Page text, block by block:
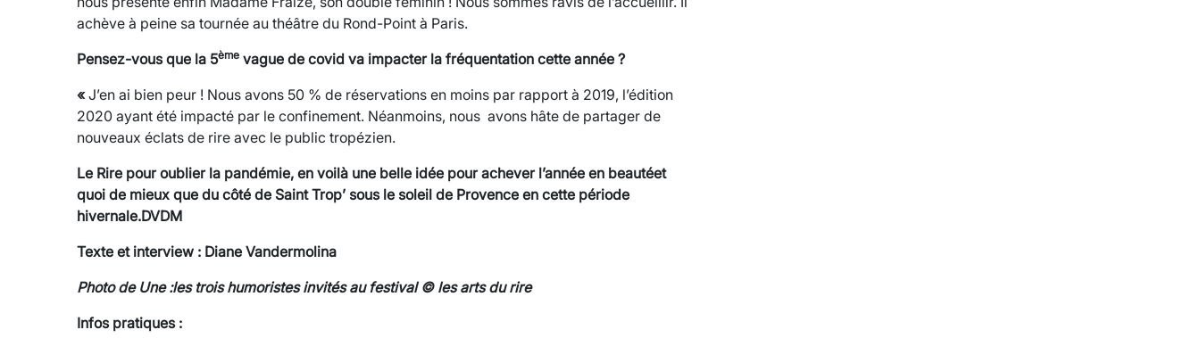
achève à peine sa tournée au théâtre du Rond-Point à Paris.
Pensez-vous que la 5ème vague de covid va impacter la fréquentation cette année ?
«J’en ai bien peur ! Nous avons 50 % de réservations en moins par rapport à 2019, l’édition
2020 ayant été impacté par le confinement. Néanmoins, nous avons hâte de partager de
nouveaux éclats de rire avec le public tropézien.
Le Rire pour oublier la pandémie, en voilà une belle idée pour achever l’année en beautéet
quoi de mieux que du côté de Saint Trop’ sous le soleil de Provence en cette période
hivernale.DVDM
Texte et interview : Diane Vandermolina
Photo de Une :les trois humoristes invités au festival © les arts du rire
Infos pratiques :